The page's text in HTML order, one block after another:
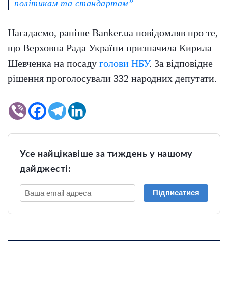
політикам та стандартам”
Нагадаємо, раніше Banker.ua повідомляв про те,
що Верховна Рада України призначила Кирила
Шевченка на посаду голови НБУ. За відповідне
рішення проголосували 332 народних депутати.
Усе найцікавіше за тиждень у нашому
дайджесті:
Підписатися